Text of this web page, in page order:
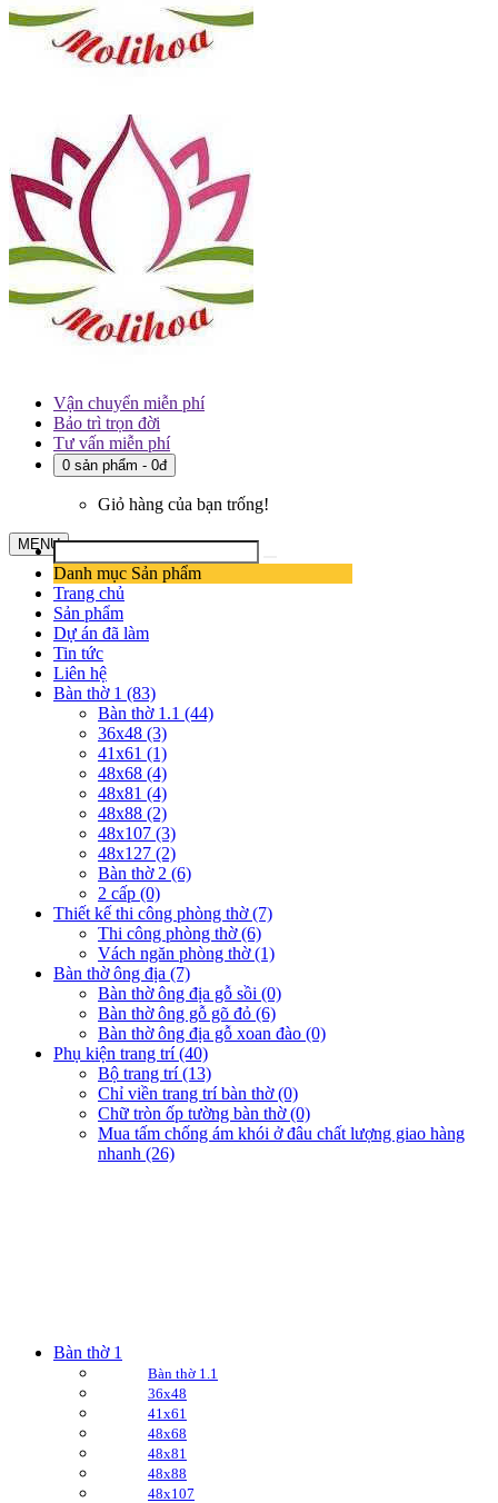
Vận chuyển miễn phí
Bảo trì trọn đời
Tư vấn miễn phí
0 sản phẩm - 0đ
Giỏ hàng của bạn trống!
MENU
Danh mục Sản phẩm
Trang chủ
Sản phẩm
Dự án đã làm
Tin tức
Liên hệ
Bàn thờ 1 (83)
Bàn thờ 1.1 (44)
36x48 (3)
41x61 (1)
48x68 (4)
48x81 (4)
48x88 (2)
48x107 (3)
48x127 (2)
Bàn thờ 2 (6)
2 cấp (0)
Thiết kế thi công phòng thờ (7)
Thi công phòng thờ (6)
Vách ngăn phòng thờ (1)
Bàn thờ ông địa (7)
Bàn thờ ông địa gỗ sồi (0)
Bàn thờ ông gỗ gõ đỏ (6)
Bàn thờ ông địa gỗ xoan đào (0)
Phụ kiện trang trí (40)
Bộ trang trí (13)
Chỉ viền trang trí bàn thờ (0)
Chữ tròn ốp tường bàn thờ (0)
Mua tấm chống ám khói ở đâu chất lượng giao hàng
nhanh (26)
Bàn thờ 1
Bàn thờ 1.1
36x48
41x61
48x68
48x81
48x88
48x107